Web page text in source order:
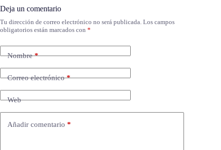
Deja un comentario
Tu dirección de correo electrónico no será publicada. Los campos
obligatorios están marcados con *
Nombre*
Correo electrónico*
Web
Añadir comentario *